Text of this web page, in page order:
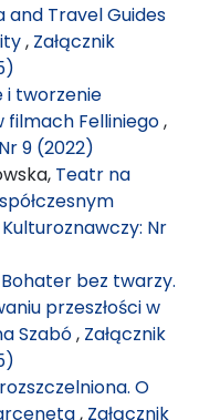
and Travel Guides
, Załącznik
i tworzenie
Felliniego,
9 (2022)
Teatr na
Kulturoznawczy: Nr
Bohater bez twarzy.
przeszłości w
Szabó, Załącznik
O
, Załącznik